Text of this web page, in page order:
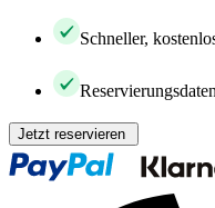
Schneller,
Jetzt reservieren